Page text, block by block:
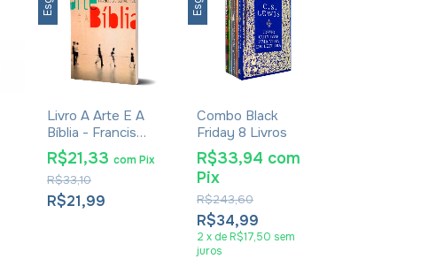
Livro A Arte E A
Bíblia - Francis
Schaeffer
R$21,99
R$33,10
R$21,33 comPix
Combo Black
Friday 8 Livros
R$34,99
R$243,60
R$33,94 com
Pix
2 x de R$17,50 sem
juros